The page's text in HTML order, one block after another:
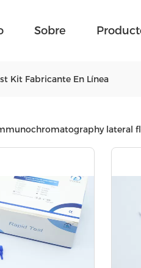
Sobre
Kit Fabricante En Línea
lateral